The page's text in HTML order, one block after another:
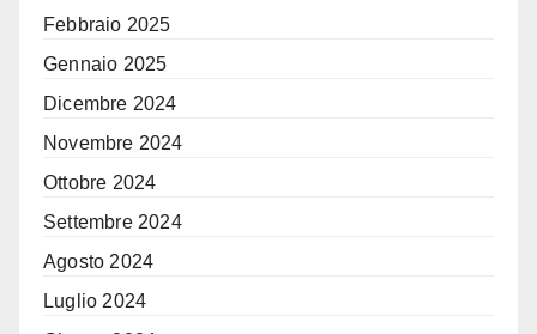
Febbraio 2025
Gennaio 2025
Dicembre 2024
Novembre 2024
Ottobre 2024
Settembre 2024
Agosto 2024
Luglio 2024